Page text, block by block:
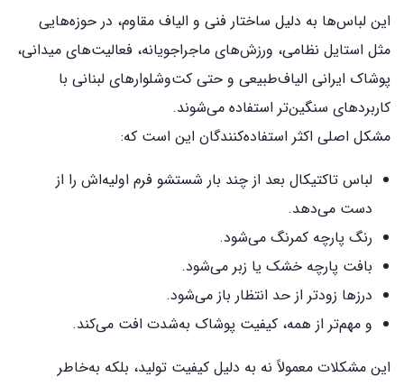
این لباس‌ها به دلیل ساختار فنی و الیاف مقاوم، در حوزه‌هایی
مثل استایل نظامی، ورزش‌های ماجراجویانه، فعالیت‌های میدانی،
پوشاک ایرانی الیاف‌طبیعی و حتی کت‌وشلوارهای لبنانی با
کاربردهای سنگین‌تر استفاده می‌شوند.
مشکل اصلی اکثر استفاده‌کنندگان این است که:
لباس تاکتیکال بعد از چند بار شستشو فرم اولیه‌اش را از
دست می‌دهد.
رنگ پارچه کمرنگ می‌شود.
بافت پارچه خشک یا زبر می‌شود.
درزها زودتر از حد انتظار باز می‌شود.
و مهم‌تر از همه، کیفیت پوشاک به‌شدت افت می‌کند.
این مشکلات معمولاً نه به دلیل کیفیت تولید، بلکه به‌خاطر